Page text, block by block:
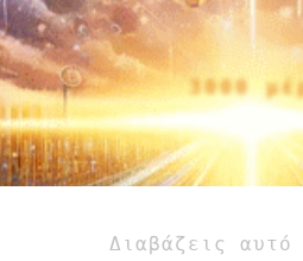
3000
Διαβάζεις